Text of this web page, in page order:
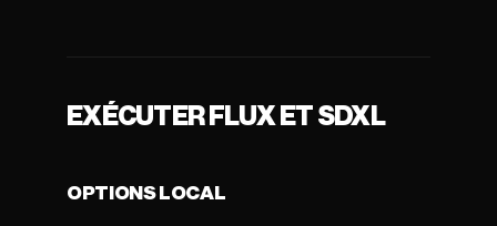
EXÉCUTER FLUX ET SDXL
OPTIONS LOCAL